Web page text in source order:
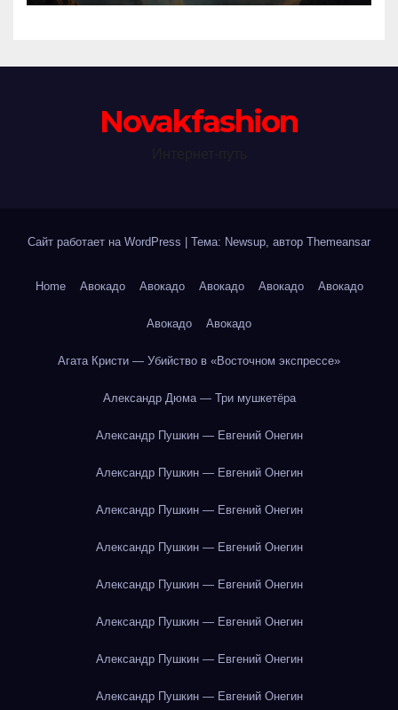
Novakfashion
Сайт работает на WordPress Тема: Newsup, автор Themeansar
Home Авокадо Авокадо Авокадо Авокадо Авокадо
Авокадо Авокадо
Агата Кристи — Убийство в «Восточном экспрессе»
Александр Дюма — Три мушкетёра
Александр Пушкин — Евгений Онегин
Александр Пушкин — Евгений Онегин
Александр Пушкин — Евгений Онегин
Александр Пушкин — Евгений Онегин
Александр Пушкин — Евгений Онегин
Александр Пушкин — Евгений Онегин
Александр Пушкин — Евгений Онегин
Александр Пушкин — Евгений Онегин